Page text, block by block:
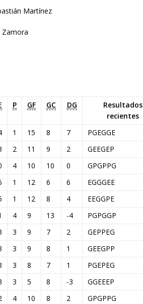
Martínez
Zamora
P GF GC DG
Resultados
recientes
1 15 8 7 PGEGGE
2 11 9 2 GEEGEP
4 10 10 0 GPGPPG
1 12 6 6 EGGGEE
1 12 8 4 EEGGPE
4 9 13 -4 PGPGGP
3 9 7 2 GEPPEG
3 9 8 1 GEEGPP
3 8 7 1 PGEPEG
3 5 8 -3 GGEEEP
4 10 8 2 GPGPPG